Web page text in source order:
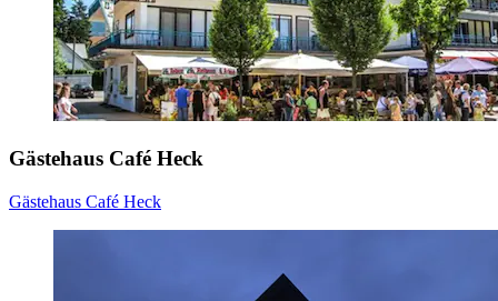
Gästehaus Café Heck
Gästehaus Café Heck